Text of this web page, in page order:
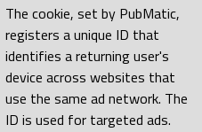
The cookie, set by PubMatic,
registers a unique ID that
identifies a returning user's
device across websites that
use the same ad network. The
ID is used for targeted ads.